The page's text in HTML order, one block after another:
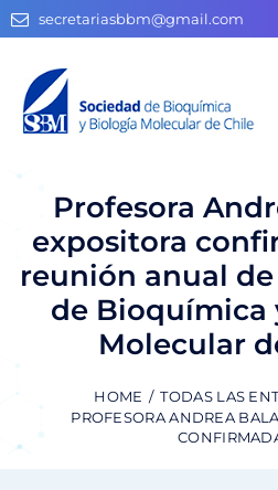
secretariasbbm@gmail.com
Profesora
expositora
reunión anual
de Bioquímica
Molecular
HOME TODAS LAS
PROFESORA ANDREA